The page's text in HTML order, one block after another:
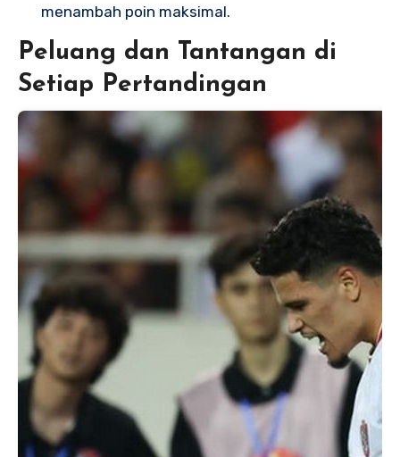
menambah poin maksimal.
Peluang dan Tantangan di
Setiap Pertandingan